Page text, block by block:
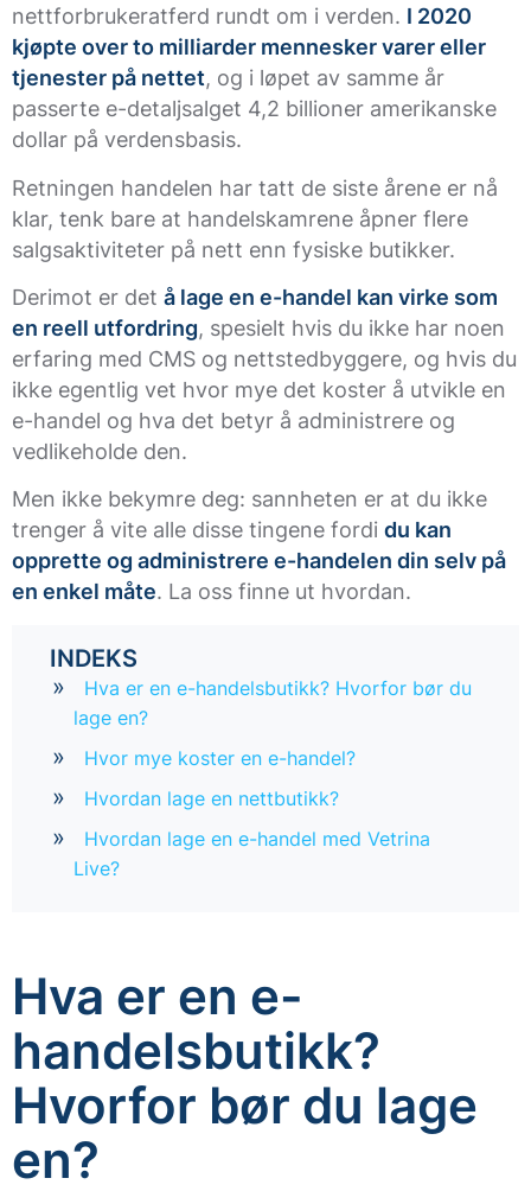
nettforbrukeratferd rundt om i verden. I 2020
kjøpte over to milliarder mennesker varer eller
tjenester på nettet, og i løpet av samme år
passerte e-detaljsalget 4,2 billioner amerikanske
dollar på verdensbasis.
Retningen handelen har tatt de siste årene er nå
klar, tenk bare at handelskamrene åpner flere
salgsaktiviteter på nett enn fysiske butikker.
Derimot er det å lage en e-handel kan virke som
en reell utfordring, spesielt hvis du ikke har noen
erfaring med CMS og nettstedbyggere, og hvis du
ikke egentlig vet hvor mye det koster å utvikle en
e-handel og hva det betyr å administrere og
vedlikeholde den.
Men ikke bekymre deg: sannheten er at du ikke
trenger å vite alle disse tingene fordi du kan
opprette og administrere e-handelen din selv på
en enkel måte. La oss finne ut hvordan.
INDEKS
Hva er en e-handelsbutikk? Hvorfor bør du
lage en?
Hvor mye koster en e-handel?
Hvordan lage en nettbutikk?
Hvordan lage en e-handel med Vetrina
Live?
Hva er en e-
handelsbutikk?
Hvorfor bør du lage
en?